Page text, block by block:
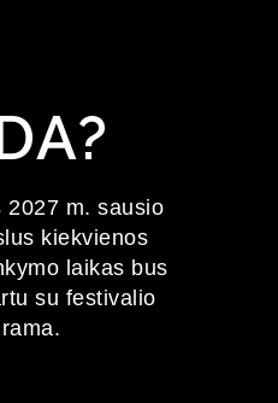
2027 m. sausio
kiekvienos
laikas bus
su festivalio